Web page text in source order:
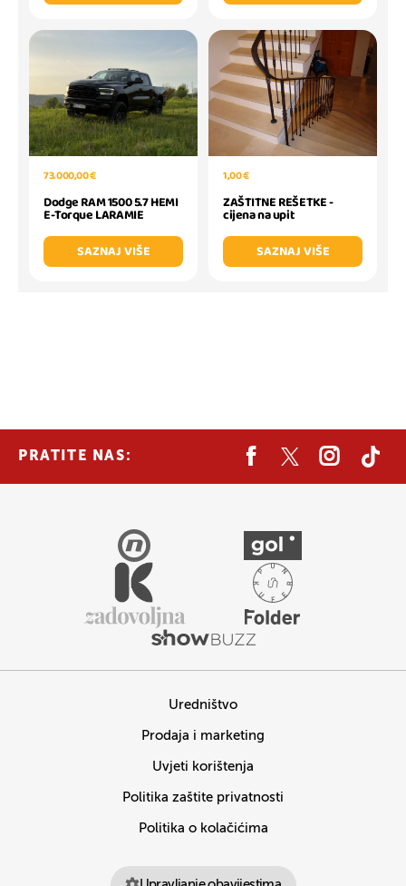
73.000,00 €
Dodge RAM 1500 5.7 HEMI
E-Torque LARAMIE
SAZNAJ VIŠE
1,00 €
ZAŠTITNE REŠETKE -
cijena na upit
SAZNAJ VIŠE
PRATITE NAS:
Uredništvo
Prodaja i marketing
Uvjeti korištenja
Politika zaštite privatnosti
Politika o kolačićima